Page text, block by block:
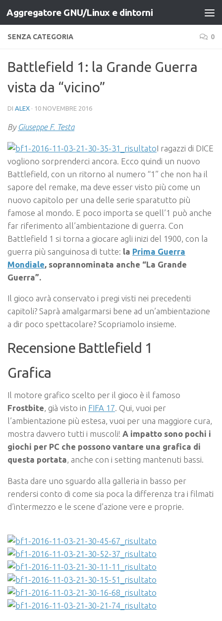
Salta al contenuto
Aggregatore GNU/Linux e dintorni
SENZA CATEGORIA 0
Battlefield 1: la Grande Guerra
vista da “vicino”
DI ALEX · 10 NOVEMBRE 2016
By Giuseppe F. Testa
I ragazzi di DICE
vogliono sorprenderci ancora. Ecco quindi un nuovo
Battlefield, con un ritorno al numero “1” che non ha il
sapore del remake, ma deve esser visto più come un
nuovo capitolo per una delle serie sparatutto più
famose al mondo. E poco importa se quell’1 può anche
far riferimento all’ambientazione di guerra. Con
Battlefield 1 si torna a giocare agli inizi del 1900, con la
guerra più sanguinosa di tutte: la Prima Guerra
Mondiale, soprannominata anche “La Grande
Guerra”.
Il gioco avrà conservato i pregi visti nei precedenti
capitoli? Saprà amalgarmarsi bene ad un’ambientazione
a dir poco spettacolare? Scopriamolo insieme.
Recensione Battlefield 1
Grafica
Il motore grafico scelto per il gioco è il famoso
Frostbite, già visto in FIFA 17. Qui, vuoi per
l’ambientazione più estesa, vuoi per una maggiore cura,
mostra davvero tutti i muscoli! A impatto sono pochi i
giochi per PC che possono vantare una grafica di
questa portata, anche con i setting mantenuti bassi.
Basta dare uno sguardo alla galleria in basso per
rendersi conto di come sia poca la differenza tra i filmati
d’intermezzo e le scene d’azione vere e proprie.